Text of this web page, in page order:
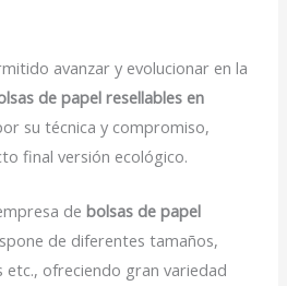
avanzar y evolucionar en la
de papel resellables en
su técnica y compromiso,
final versión ecológico.
debolsas de papel
de diferentes tamaños,
etc., ofreciendo gran variedad